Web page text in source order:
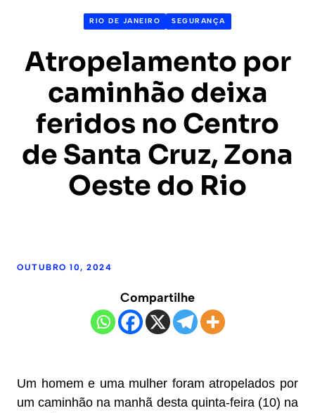
RIO DE JANEIRO SEGURANÇA
Atropelamento por
caminhão deixa
feridos no Centro
de Santa Cruz, Zona
Oeste do Rio
OUTUBRO 10, 2024
Compartilhe
Um homem e uma mulher foram atropelados por
um caminhão na manhã desta quinta-feira (10) na